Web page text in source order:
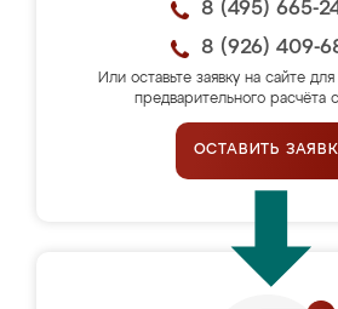
8 (495) 665-
8 (926) 409-
Или оставьте заявку на сайте для
предварительного расчёта
ОСТАВИТЬ